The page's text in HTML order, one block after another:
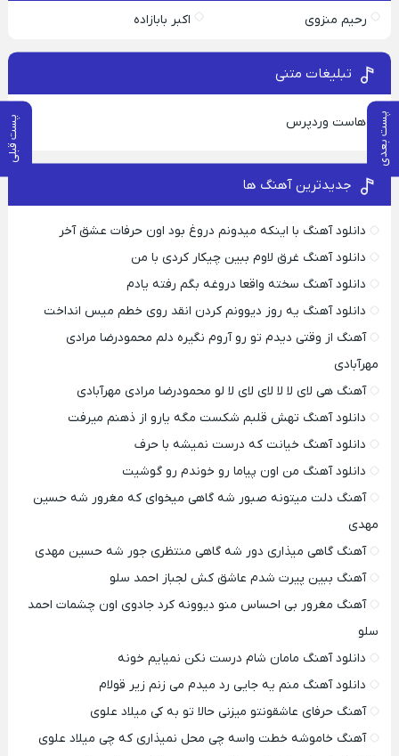
پست بعدی پست قبلی
رحیم منزوی اکبر بابازاده
تبلیغات متنی
هاست وردپرس
جدیدترین آهنگ ها
دانلود آهنگ با اینکه میدونم دروغ بود اون حرفات عشق آخر
دانلود آهنگ غرق لاوم ببین چیکار کردی با من
دانلود آهنگ سخته واقعا دروغه بگم رفته یادم
دانلود آهنگ یه روز دیوونم کردن انقد روی خطم میس انداخت
آهنگ از وقتی دیدم تو رو آروم نگیره دلم محمودرضا مرادی
مهرآبادی
آهنگ هی لای لا لا لای لای لا لو محمودرضا مرادی مهرآبادی
دانلود آهنگ تهش قلبم شکست مگه یارو از ذهنم میرفت
دانلود آهنگ خیانت که درست نمیشه با حرف
دانلود آهنگ من اون پیاما رو خوندم رو گوشیت
آهنگ دلت میتونه صبور شه گاهی میخوای که مغرور شه حسین
مهدی
آهنگ گاهی میذاری دور شه گاهی منتظری جور شه حسین مهدی
آهنگ ببین پیرت شدم عاشق کش لجباز احمد سلو
آهنگ مغرور بی احساس منو دیوونه کرد جادوی اون چشمات احمد
سلو
دانلود آهنگ مامان شام درست نکن نمیایم خونه
دانلود آهنگ منم یه جایی رد میدم می زنم زیر قولام
آهنگ حرفای عاشقونتو میزنی حالا تو به کی میلاد علوی
آهنگ خاموشه خطت واسه چی محل نمیذاری که چی میلاد علوی